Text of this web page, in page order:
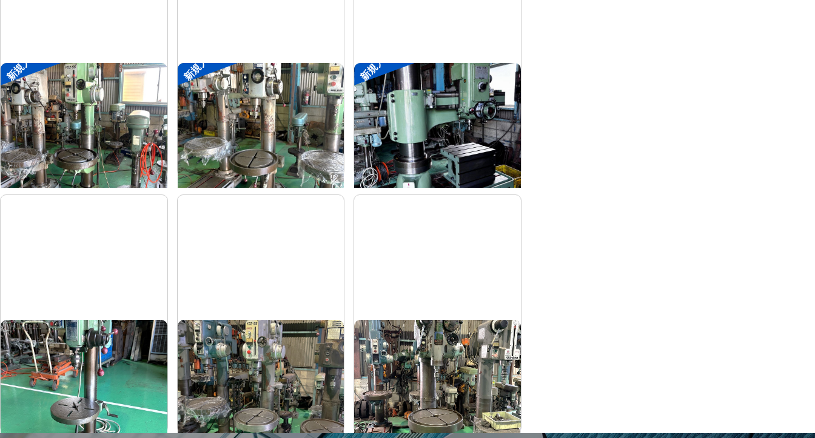
新規入荷
直立ボール盤
メーカー 森精機
形 式 YD2-55
年 式-
新規入荷
直立ボール盤
メーカー 吉良
形 式 KRTG-540
年 式-
新規入荷
ラジアルボール盤
メーカー 森精機
形 YR3-115
年 式-
卓上ボール盤
メーカー 吉良
形 式KRT-340
式-
直立ボール盤
メーカー 吉田
形 式YD2-55
年 式-
直立ボール盤
メーカー 吉田
形 式YUD-600
年 式-